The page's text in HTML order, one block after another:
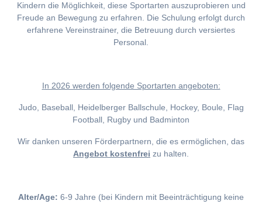
Kindern die Möglichkeit, diese Sportarten auszuprobieren und
Freude an Bewegung zu erfahren. Die Schulung erfolgt durch
erfahrene Vereinstrainer, die Betreuung durch versiertes
Personal.
In 2026 werden folgende Sportarten angeboten:
Judo, Baseball, Heidelberger Ballschule, Hockey, Boule, Flag
Football, Rugby und Badminton
Wir danken unseren Förderpartnern, die es ermöglichen, das
Angebot kostenfrei zu halten.
Alter/Age: 6-9 Jahre (bei Kindern mit Beeinträchtigung keine